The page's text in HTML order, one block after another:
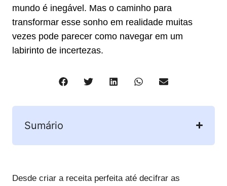
mundo é inegável. Mas o caminho para
transformar esse sonho em realidade muitas
vezes pode parecer como navegar em um
labirinto de incertezas.
Sumário
Desde criar a receita perfeita até decifrar as